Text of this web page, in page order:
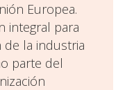
Europea.
integral para
de la industria
parte del